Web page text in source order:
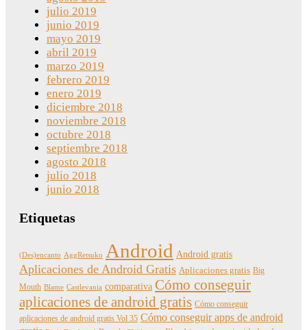
julio 2019
junio 2019
mayo 2019
abril 2019
marzo 2019
febrero 2019
enero 2019
diciembre 2018
noviembre 2018
octubre 2018
septiembre 2018
agosto 2018
julio 2018
junio 2018
Etiquetas
(Des)encanto AggRetsuko Android Android gratis
Aplicaciones de Android Gratis Aplicaciones gratis Big
Mouth Blame Castlevania comparativa Cómo conseguir
aplicaciones de android gratis Cómo conseguir
aplicaciones de android gratis Vol 35 Cómo conseguir apps de android